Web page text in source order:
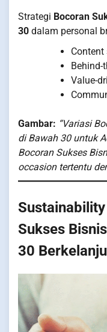
Strategi Bocoran
30 dalam personal
Behind-
Value-
Gambar: “Variasi
di Bawah 30 untuk
Bocoran Sukses
occasion tertentu
Sukses
30